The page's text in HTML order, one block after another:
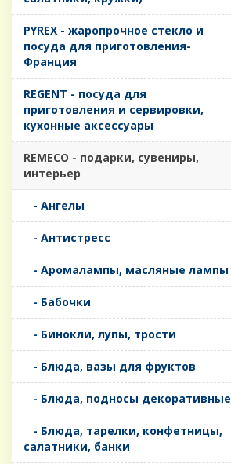
PYREX - жаропрочное стекло и
посуда для приготовления-
Франция
REGENT - посуда для
приготовления и сервировки,
кухонные аксессуары
REMECO - подарки, сувениры,
интерьер
- Ангелы
- Антистресс
- Аромалампы, масляные лампы
- Бабочки
- Бинокли, лупы, трости
- Блюда, вазы для фруктов
- Блюда, подносы декоративные
- Блюда, тарелки, конфетницы,
салатники, банки